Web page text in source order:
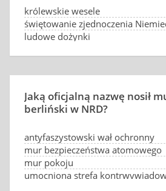
królewskie wesele
świętowanie zjednoczenia
ludowe dożynki
Jaką oficjalną nazwę nosił
berliński w NRD?
antyfaszystowski wał ochronny
mur bezpieczeństwa atomowego
mur pokoju
umocniona strefa